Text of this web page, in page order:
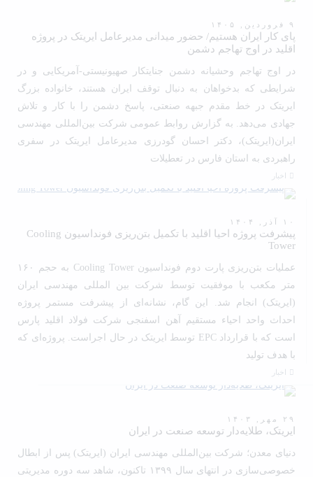
۹ فروردین, ۱۴۰۵
پای کار ایران هستیم/ حضور میدانی مدیرعامل ایریتک در پروژه
اقلید در اوج تهاجم دشمن
در اوج تهاجم وحشیانه دشمن جنایتکار صهیونیستی-آمریکایی و در
شرایطی که بدخواهان به دنبال توقف ایران هستند، خانواده بزرگ
ایریتک در خط مقدم جبهه صنعتی، پاسخ دشمن را با کار و تلاش
جهادی می‌دهد. به گزارش روابط عمومی شرکت بین‌المللی مهندسی
ایران(ایریتک)، دکتر احسان گودرزی مدیرعامل ایریتک در سفری
راهبردی به استان فارس در تعطیلات
اخبار
۱۰ آذر, ۱۴۰۴
پیشرفت پروژه احیا اقلید با تکمیل بتن‌ریزی فونداسیون Cooling
Tower
عملیات بتن‌ریزی پارت دوم فونداسیون Cooling Tower به حجم ۱۶۰
متر مکعب با موفقیت توسط شرکت بین المللی مهندسی ایران
(ایریتک) انجام شد. این گام، نشانه‌ای از پیشرفت مستمر پروژه
احداث واحد احیاء مستقیم آهن اسفنجی شرکت فولاد اقلید پارس
است که با قرارداد EPC توسط ایریتک در حال اجراست. پروژه‌ای که
با هدف تولید
اخبار
۲۹ مهر, ۱۴۰۳
ایریتک، طلایه‌دار توسعه صنعت در ایران
دنیای معدن؛ شرکت بین‌المللی مهندسی ایران (ایریتک) پس از ابطال
خصوصی‌سازی در انتهای سال ۱۳۹۹ تاکنون، شاهد سه دوره مدیریتی